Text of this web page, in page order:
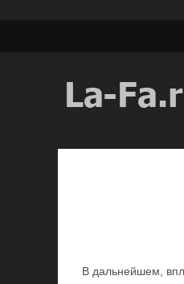
В дальнейшем,